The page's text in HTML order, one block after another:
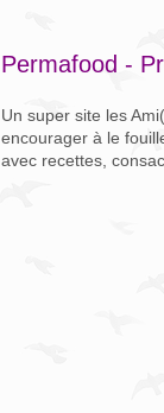
Permafood -
Un super site les
encourager à le
avec recettes,